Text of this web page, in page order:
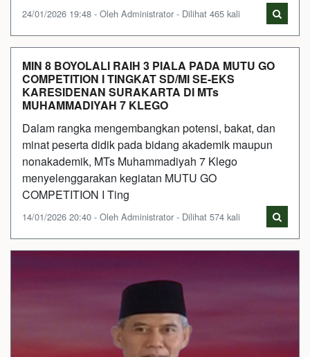
24/01/2026 19:48 - Oleh Administrator - Dilihat 465 kali
MIN 8 BOYOLALI RAIH 3 PIALA PADA MUTU GO
COMPETITION I TINGKAT SD/MI SE-EKS
KARESIDENAN SURAKARTA DI MTs
MUHAMMADIYAH 7 KLEGO
Dalam rangka mengembangkan potensi, bakat, dan
minat peserta didik pada bidang akademik maupun
nonakademik, MTs Muhammadiyah 7 Klego
menyelenggarakan kegiatan MUTU GO
COMPETITION I Ting
14/01/2026 20:40 - Oleh Administrator - Dilihat 574 kali